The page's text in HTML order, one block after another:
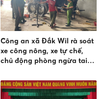
Công an xã Đắk Wil rà soát
xe công nông, xe tự chế,
chủ động phòng ngừa tai